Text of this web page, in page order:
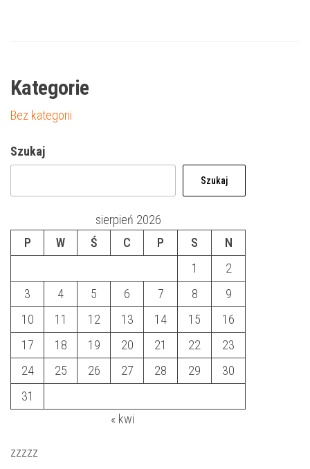
Kategorie
Bez kategorii
Szukaj
Szukaj
sierpień 2026
P
W Ś C P S
N
1
2
3
4 5 6 7 8
9
10
11 12 13 14 15
16
17
18 19 20 21 22
23
24
25 26 27 28 29
30
31
« kwi
zzzzz